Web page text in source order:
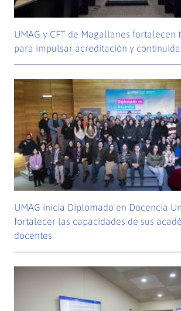
UMAG y CFT de Magallanes fortalecen
para impulsar acreditación y
UMAG inicia Diplomado en Docencia
fortalecer las capacidades de sus
docentes